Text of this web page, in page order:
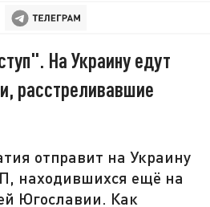
На Украину едут
расстреливавшие
отправит на Украину
находившихся ещё на
Югославии. Как